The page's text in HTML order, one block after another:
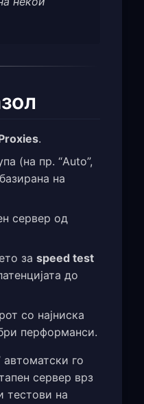
.
(на пр. “Auto”,
на
сервер од
за speed test
до
со најниска
перформанси.
автоматски го
сервер врз
тестови на